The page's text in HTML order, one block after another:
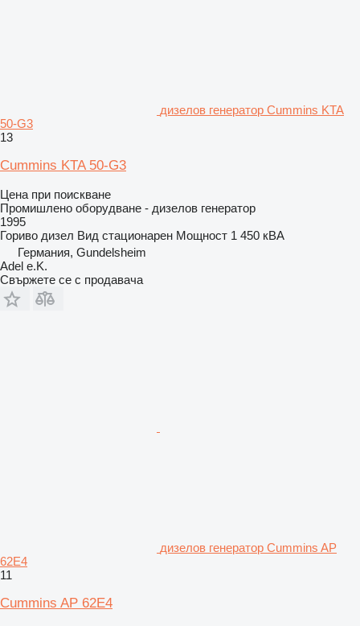
дизелов генератор Cummins KTA
50-G3
13
Cummins KTA 50-G3
Цена при поискване
Промишлено оборудване - дизелов генератор
1995
Гориво дизел Вид стационарен Мощност 1 450 кВА
Германия, Gundelsheim
Adel e.K.
Свържете се с продавача
дизелов генератор Cummins AP
62E4
11
Cummins AP 62E4